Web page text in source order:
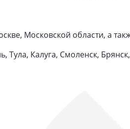
Московской области, а
Калуга, Смоленск,